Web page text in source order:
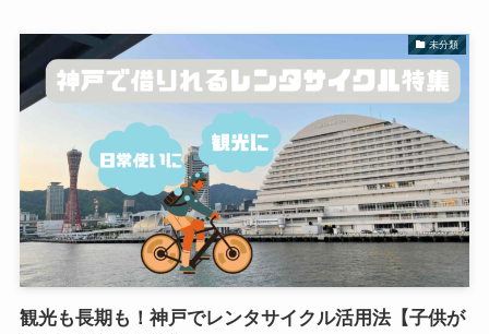
未分類
観光も長期も！神戸でレンタサイクル活用法【子供が